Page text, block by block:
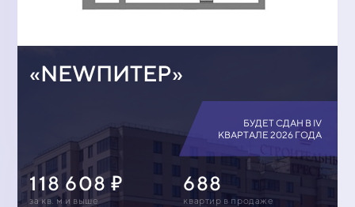
«NEWПИТЕР»
БУДЕТ СДАН В IV
КВАРТАЛЕ 2026 ГОДА
118 608
за кв. м и выше
688
квартир в продаже